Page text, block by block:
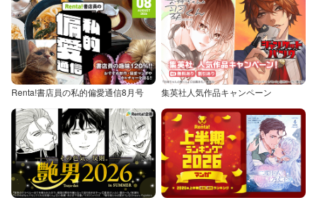
Renta!書店員の私的偏愛通信8月号 集英社人気作品キャンペーン